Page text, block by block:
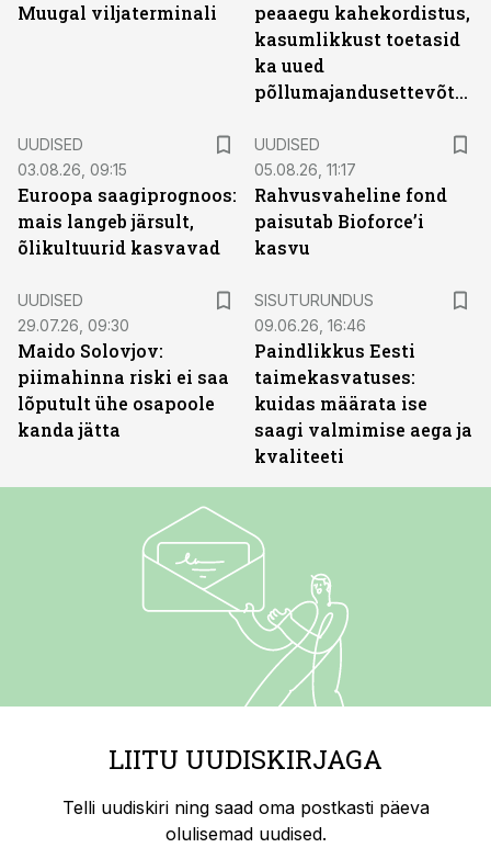
Muugal viljaterminali
peaaegu kahekordistus,
kasumlikkust toetasid
ka uued
põllumajandusettevõtted
UUDISED
03.08.26, 09:15
Euroopa saagiprognoos:
mais langeb järsult,
õlikultuurid kasvavad
UUDISED
05.08.26, 11:17
Rahvusvaheline fond
paisutab Bioforce’i
kasvu
UUDISED
29.07.26, 09:30
Maido Solovjov:
piimahinna riski ei saa
lõputult ühe osapoole
kanda jätta
SISUTURUNDUS
09.06.26, 16:46
Paindlikkus Eesti
taimekasvatuses:
kuidas määrata ise
saagi valmimise aega ja
kvaliteeti
LIITU UUDISKIRJAGA
Telli uudiskiri ning saad oma postkasti päeva
olulisemad uudised.